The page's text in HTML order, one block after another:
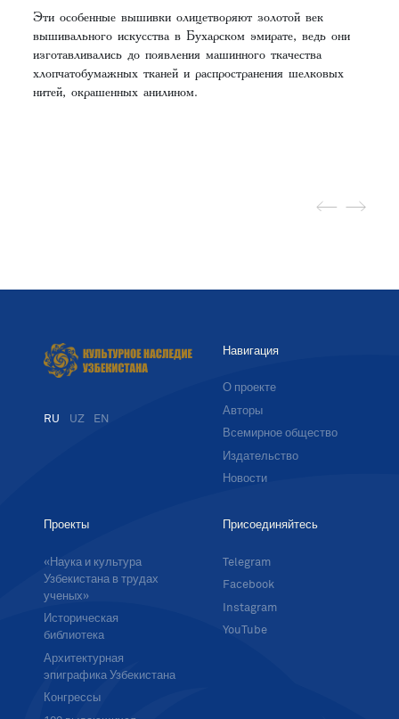
Эти особенные вышивки олицетворяют золотой век
вышивального искусства в Бухарском эмирате, ведь они
изготавливались до появления машинного ткачества
хлопчатобумажных тканей и распространения шелковых
нитей, окрашенных анилином.
RU UZ EN
Навигация
О проекте
Авторы
Всемирное общество
Издательство
Новости
Проекты
«Наука и культура
Узбекистана в трудах
ученых»
Историческая
библиотека
Архитектурная
эпиграфика Узбекистана
Конгрессы
Присоединяйтесь
Telegram
Facebook
Instagram
YouTube